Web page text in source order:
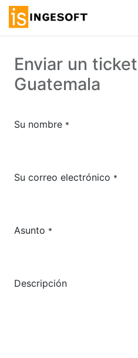
Enviar un
Guatemala
Su nombre *
Su correo electrónico *
Asunto *
Descripción